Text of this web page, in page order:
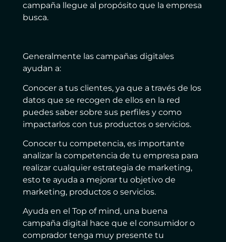
campaña llegue al propósito que la empresa
busca.
Generalmente las campañas digitales
ayudan a:
Conocer a tus clientes, ya que a través de los
datos que se recogen de ellos en la red
puedes saber sobre sus perfiles y como
impactarlos con tus productos o servicios.
Conocer tu competencia, es importante
analizar la competencia de tu empresa para
realizar cualquier estrategia de marketing,
esto te ayuda a mejorar tu objetivo de
marketing, productos o servicios.
Ayuda en el Top of mind, una buena
campaña digital hace que el consumidor o
comprador tenga muy presente tu